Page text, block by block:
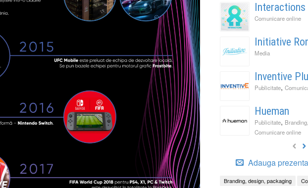
Interactions
Comunicare online
Initiative
Media
Inventive
Publicitate,
Hueman
Publicitate,
Comunicare online
Adauga
Branding, design, packaging